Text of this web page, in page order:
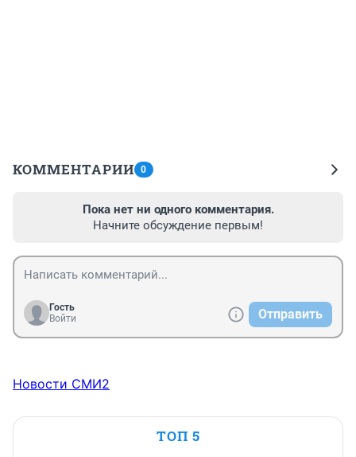
КОММЕНТАРИИ 0
Пока нет ни одного комментария.
Начните обсуждение первым!
Гость
Войти
Отправить
Новости СМИ2
ТОП 5